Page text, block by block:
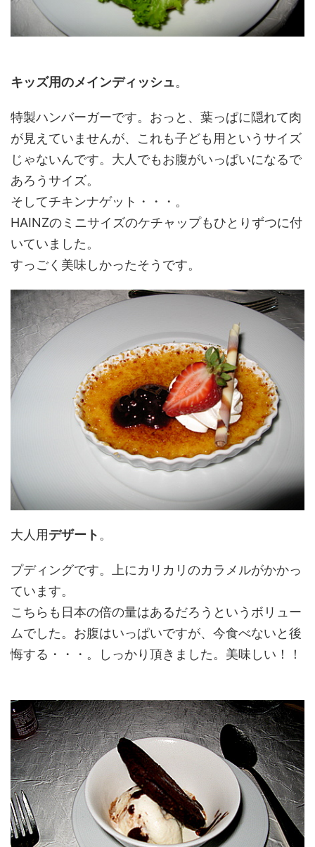
キッズ用のメインディッシュ。
特製ハンバーガーです。おっと、葉っぱに隠れて肉
が見えていませんが、これも子ども用というサイズ
じゃないんです。大人でもお腹がいっぱいになるで
あろうサイズ。
そしてチキンナゲット・・・。
HAINZのミニサイズのケチャップもひとりずつに付
いていました。
すっごく美味しかったそうです。
大人用デザート 。
プディングです。上にカリカリのカラメルがかかっ
ています。
こちらも日本の倍の量はあるだろうというボリュー
ムでした。お腹はいっぱいですが、今食べないと後
悔する・・・。しっかり頂きました。美味しい！！